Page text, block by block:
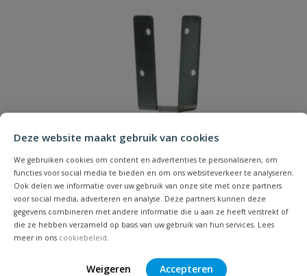
Deze website maakt gebruik van cookies
We gebruiken cookies om content en advertenties te personaliseren, om
functies voor social media te bieden en om ons websiteverkeer te analyseren.
Ook delen we informatie over uw gebruik van onze site met onze partners
voor social media, adverteren en analyse. Deze partners kunnen deze
gegevens combineren met andere informatie die u aan ze heeft verstrekt of
die ze hebben verzameld op basis van uw gebruik van hun services. Lees
meer in ons cookiebeleid
Weigeren Accepteren
Samenvatting
Beoordeling